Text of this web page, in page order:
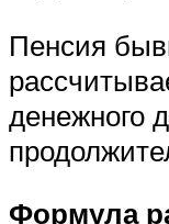
Пенсия
денежного
Формула